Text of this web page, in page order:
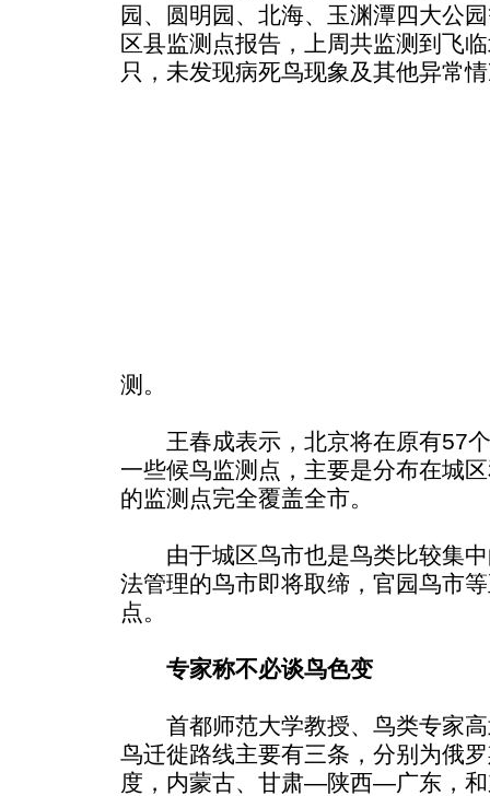
园、圆明园、北海、玉渊潭四大公
区县监测点报告，上周共监测到飞
只，未发现病死鸟现象及其他异常
测。
王春成表示，北京将在原有57个
一些候鸟监测点，主要是分布在城
的监测点完全覆盖全市。
由于城区鸟市也是鸟类比较集中
法管理的鸟市即将取缔，官园鸟市
点。
专家称不必谈鸟色变
首都师范大学教授、鸟类专家高
鸟迁徙路线主要有三条，分别为
度，内蒙古、甘肃—陕西—广东，